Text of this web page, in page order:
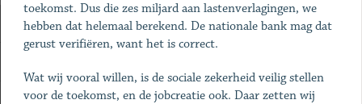
toekomst. Dus die zes miljard aan lastenverlagingen, we
hebben dat helemaal berekend. De nationale bank mag dat
gerust verifiëren, want het is correct.
Wat wij vooral willen, is de sociale zekerheid veilig stellen
voor de toekomst, en de jobcreatie ook. Daar zetten wij